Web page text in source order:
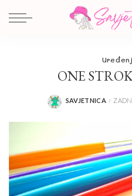
ONE
POSTED
SAVJETNICA